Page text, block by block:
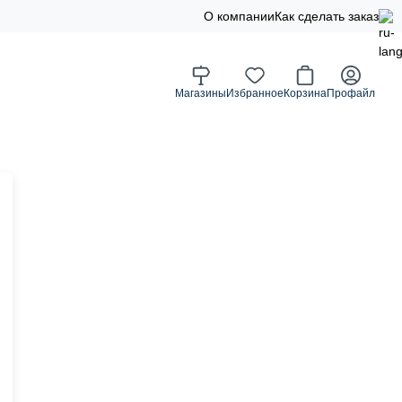
О компанииКак сделать заказ
Магазины Избранное КорзинаПрофайл